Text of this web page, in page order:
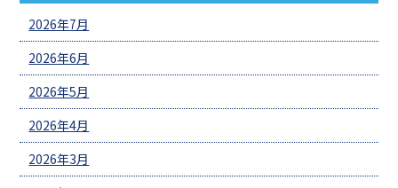
2026年7月
2026年6月
2026年5月
2026年4月
2026年3月